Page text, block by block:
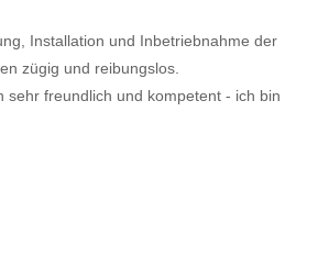
Installation und Inbetriebnahme der
zügig und reibungslos.
sehr freundlich und kompetent - ich bin